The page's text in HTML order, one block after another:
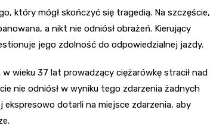
który mógł skończyć się tragedią. Na szczęście,
a nikt nie odniósł obrażeń. Kierujący
jego zdolność do odpowiedzialnej jazdy.
wieku 37 lat prowadzący ciężarówkę stracił nad
nie odniósł w wyniku tego zdarzenia żadnych
dotarli na miejsce zdarzenia, aby